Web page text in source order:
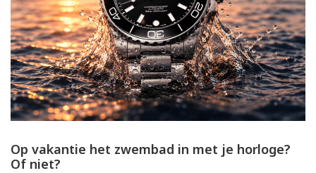
Op vakantie het zwembad in met je horloge?
Of niet?